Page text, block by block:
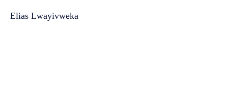
Elias Lwayivweka